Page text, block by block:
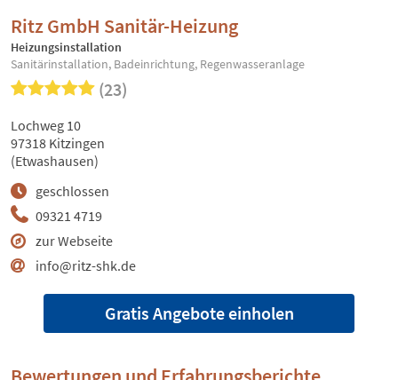
Ritz GmbH Sanitär-Heizung
Heizungsinstallation
Sanitärinstallation, Badeinrichtung, Regenwasseranlage
(23)
09321 4719
zur Webseite
info@ritz-shk.de
geschlossen
Lochweg 10
97318 Kitzingen
(Etwashausen)
Gratis Angebote einholen